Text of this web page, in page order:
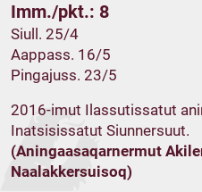
Imm./pkt.: 8
Siull. 25/4
Aappass. 16/5
Pingajuss. 23/5
2016-imut Ilassutissatut
Inatsisissatut Siunnersuut.
(Aningaasaqarnermut
Naalakkersuisoq)